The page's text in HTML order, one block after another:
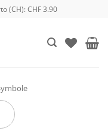
(CH): CHF 3.90